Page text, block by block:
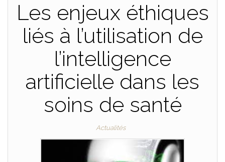
Les enjeux éthiques
liés à l’utilisation de
l’intelligence
artificielle dans les
soins de santé
Actualités